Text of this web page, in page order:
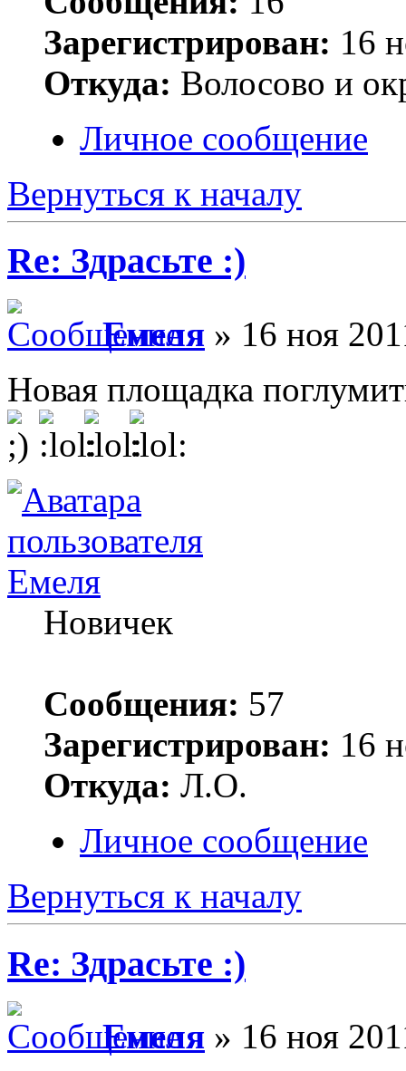
Зарегистрирован: 16
Откуда: Волосово и
Личное сообщение
Вернуться к началу
Re: Здрасьте :)
Емеля » 16 ноя
Новая площадка
Емеля
Новичек
Сообщения: 57
Зарегистрирован: 16
Откуда: Л.О.
Личное сообщение
Вернуться к началу
Re: Здрасьте :)
Емеля » 16 ноя